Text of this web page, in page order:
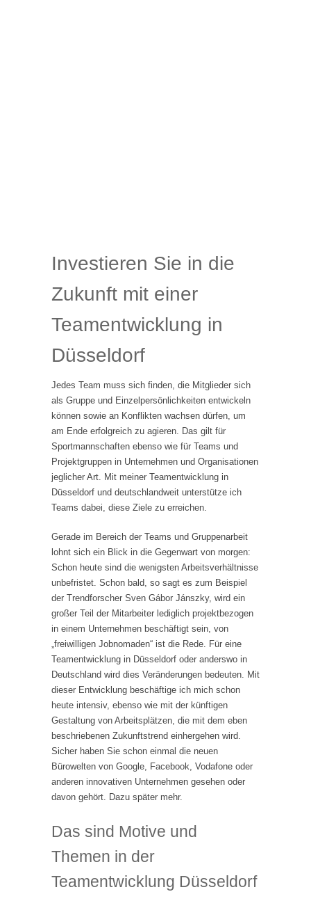
Investieren Sie in die
Zukunft mit einer
Teamentwicklung in
Düsseldorf
Jedes Team muss sich finden, die Mitglieder sich
als Gruppe und Einzelpersönlichkeiten entwickeln
können sowie an Konflikten wachsen dürfen, um
am Ende erfolgreich zu agieren. Das gilt für
Sportmannschaften ebenso wie für Teams und
Projektgruppen in Unternehmen und Organisationen
jeglicher Art. Mit meiner Teamentwicklung in
Düsseldorf und deutschlandweit unterstütze ich
Teams dabei, diese Ziele zu erreichen.
Gerade im Bereich der Teams und Gruppenarbeit
lohnt sich ein Blick in die Gegenwart von morgen:
Schon heute sind die wenigsten Arbeitsverhältnisse
unbefristet. Schon bald, so sagt es zum Beispiel
der Trendforscher Sven Gábor Jánszky, wird ein
großer Teil der Mitarbeiter lediglich projektbezogen
in einem Unternehmen beschäftigt sein, von
„freiwilligen Jobnomaden“ ist die Rede. Für eine
Teamentwicklung in Düsseldorf oder anderswo in
Deutschland wird dies Veränderungen bedeuten. Mit
dieser Entwicklung beschäftige ich mich schon
heute intensiv, ebenso wie mit der künftigen
Gestaltung von Arbeitsplätzen, die mit dem eben
beschriebenen Zukunftstrend einhergehen wird.
Sicher haben Sie schon einmal die neuen
Bürowelten von Google, Facebook, Vodafone oder
anderen innovativen Unternehmen gesehen oder
davon gehört. Dazu später mehr.
Das sind Motive und
Themen in der
Teamentwicklung Düsseldorf